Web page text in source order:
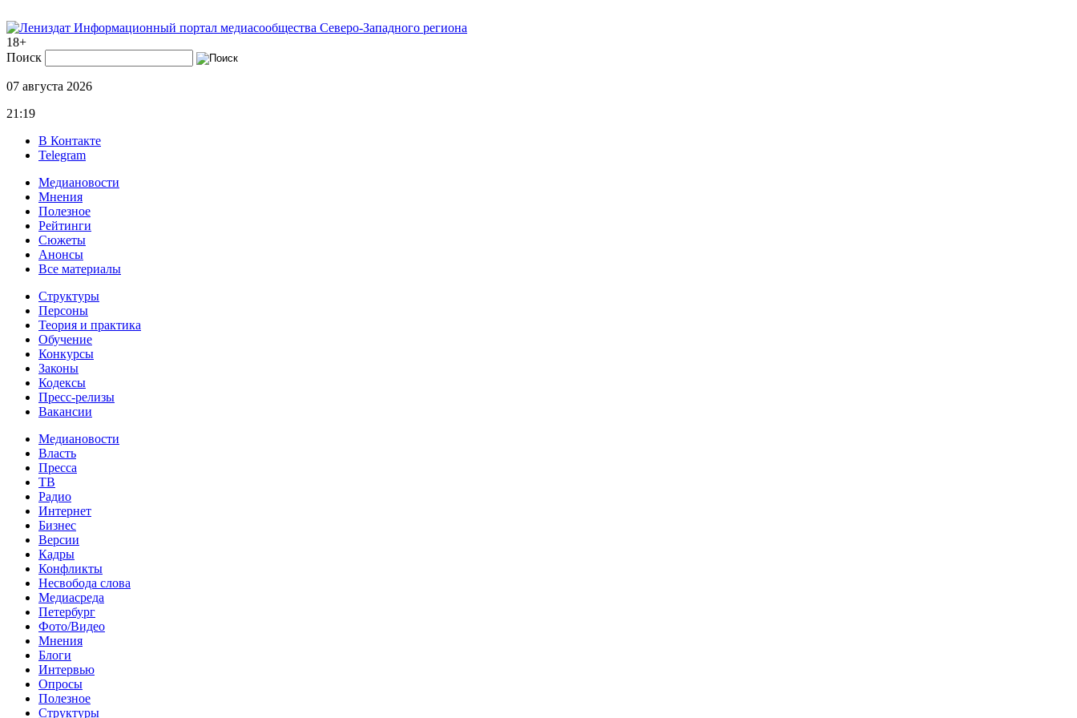
Информационный портал медиасообщества Северо-Западного региона
18+
Поиск
07 августа 2026
21:19
В Контакте
Telegram
Медиановости
Мнения
Полезное
Рейтинги
Сюжеты
Анонсы
Все материалы
Структуры
Персоны
Теория и практика
Обучение
Конкурсы
Законы
Кодексы
Пресс-релизы
Вакансии
Медиановости
Власть
Пресса
ТВ
Радио
Интернет
Бизнес
Версии
Кадры
Конфликты
Несвобода слова
Медиасреда
Петербург
Фото/Видео
Мнения
Блоги
Интервью
Опросы
Полезное
Структуры